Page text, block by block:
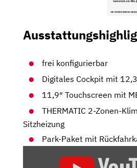
frei konfigurierbar
Digitales Cockpit mit
11,9″ Touchscreen mit
THERMATIC 2-Zonen-
Sitzheizung
Park-Paket mit
WAHRHEIT